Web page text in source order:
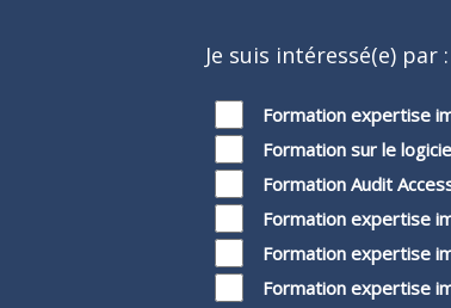
Je suis intéressé(e) par :
Formation expertise
Formation sur le
Formation Audit
Formation expertise
Formation expertise
Formation expertise